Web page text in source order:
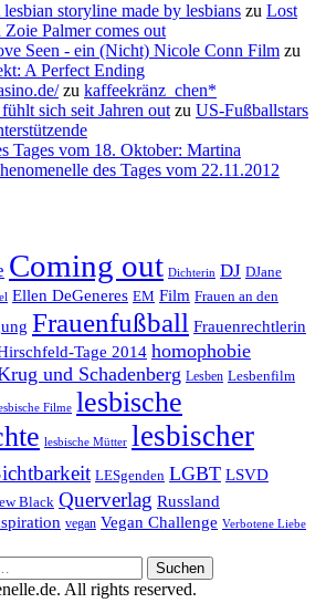
storyline made by lesbians zu Lost
Palmer comes out
Seen - ein (Nicht) Nicole Conn Film zu
A Perfect Ending
zu kaffeekränz_chen*
sich seit Jahren out zu US-Fußballstars
Tages vom 18. Oktober: Martina
des Tages vom 22.11.2012
Coming out Dichterin DJ DJane
Ellen DeGeneres EM Film Frauen an den
Frauenfußball Frauenrechtlerin
Tage 2014 homophobie
und Schadenberg Lesben Lesbenfilm
Filme lesbische
lesbische Mütter lesbischer
LESgenden LGBT LSVD
Black Querverlag Russland
vegan Vegan Challenge Verbotene Liebe
All rights reserved.